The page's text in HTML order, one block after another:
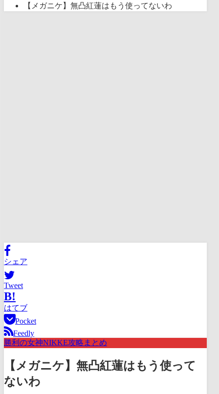
【メガニケ】無凸紅蓮はもう使ってないわ
シェア
Tweet
B!
はてブ
Pocket
Feedly
勝利の女神NIKKE攻略まとめ
【メガニケ】無凸紅蓮はもう使って
ないわ